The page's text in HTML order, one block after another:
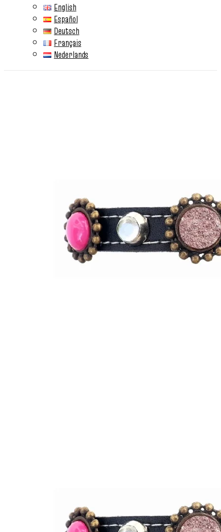
English
Español
Deutsch
Français
Nederlands